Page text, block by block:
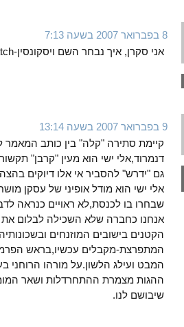
8 בפברואר 2007 בשעה 7:13
אני סקרן, איך נבחר השם ויסקונסין-watch ומה היחס של דע"ם לנשות המחסומים?
9 בפברואר 2007 בשעה 13:14
קיימת סתירה "קלה" בין כותב
דנמרוד,אלי ישי הוא מעין "קרבן"
גם "ידרש" להסביר אי אלו דיוקים
אלי ישי הוא מודל אופיני של עסקן
שבחרו בו לכנסת,לא ראויים כנראה
אנחנו כחברה שלא השכילה לבלום
הקטנים בישובים המוזנחים
המתפרצת-מקבלים עכשיו,בראש
המבט ועילג הלשון.על מורהו הרוחני
ההגות מצמרת ההתחרדלות ושאר
שיבושם לנו.